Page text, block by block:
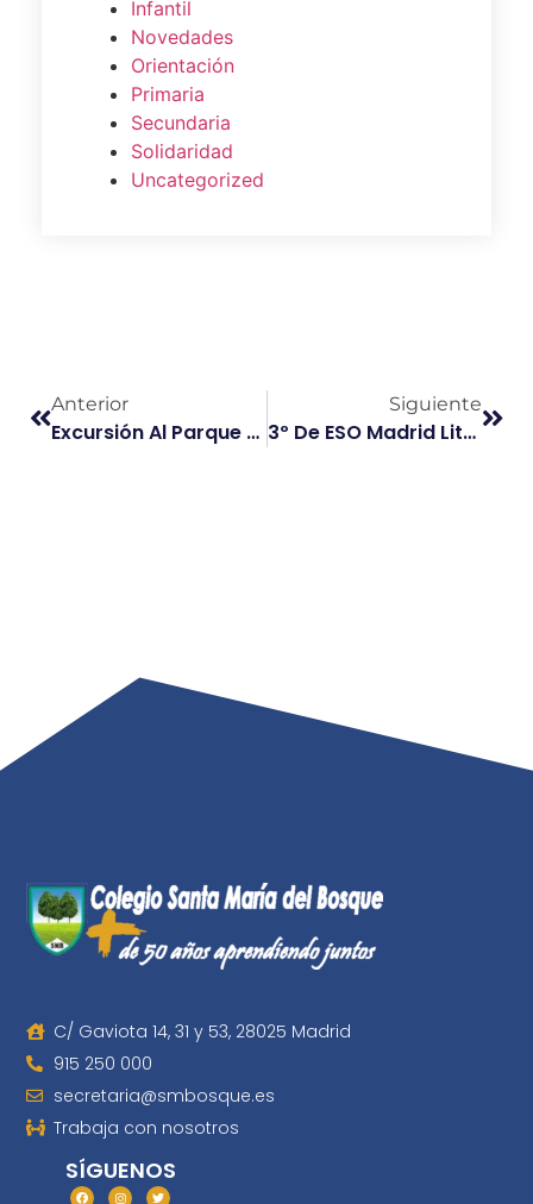
Infantil
Novedades
Orientación
Primaria
Secundaria
Solidaridad
Uncategorized
Anterior
Excursión Al Parque Dehesa Del Carrascal
Siguiente
3º De ESO Madrid Literario Siglo De Oro
C/ Gaviota 14, 31 y 53, 28025 Madrid
915 250 000
secretaria@smbosque.es
Trabaja con nosotros
SÍGUENOS